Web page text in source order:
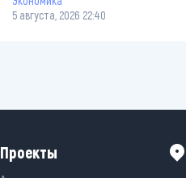
5 августа, 2026 22:40
Проекты